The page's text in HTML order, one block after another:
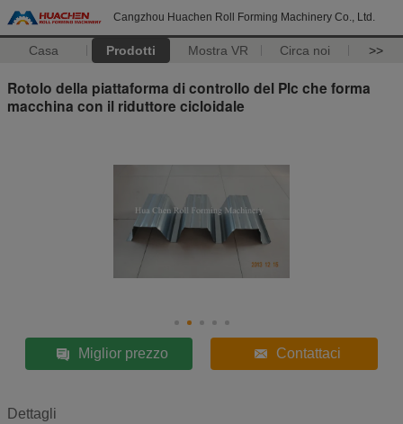
Cangzhou Huachen Roll Forming Machinery Co., Ltd.
Casa Prodotti Mostra VR Circa noi >>
Rotolo della piattaforma di controllo del Plc che forma
macchina con il riduttore cicloidale
Miglior prezzo Contattaci
Dettagli